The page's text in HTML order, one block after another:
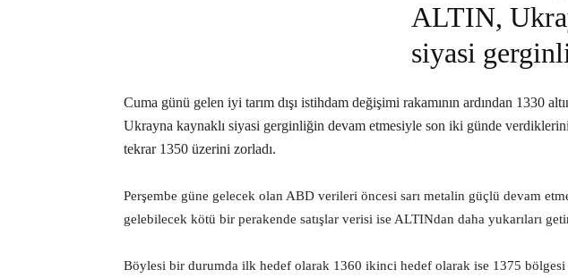
ALTIN,
siyasi
Cuma günü gelen iyi tarım dışı istihdam değişimi rakamının ardından 1330
Ukrayna kaynaklı siyasi gerginliğin devam etmesiyle son iki günde
tekrar 1350 üzerini zorladı.
Perşembe güne gelecek olan ABD verileri öncesi sarı metalin güçlü devam
gelebilecek kötü bir perakende satışlar verisi ise ALTINdan daha yukarıları
Böylesi bir durumda ilk hedef olarak 1360 ikinci hedef olarak ise 1375